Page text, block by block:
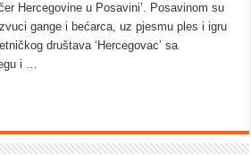
Hercegovine u Posavini’. Posavinom su
gange i bećarca, uz pjesmu ples i igru
društava ‘Hercegovac’ sa
i …